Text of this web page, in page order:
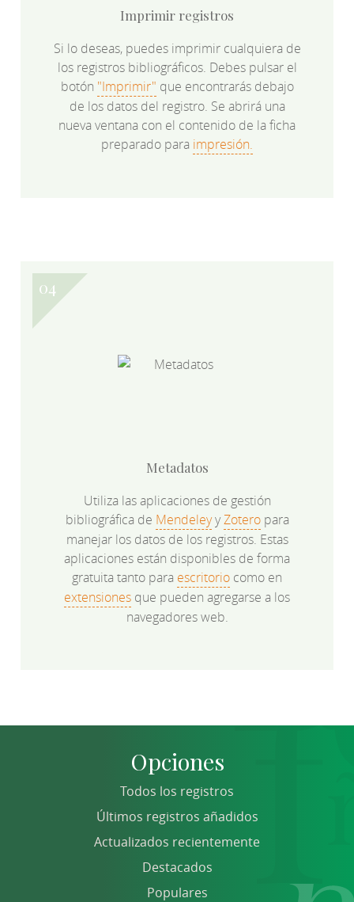
Imprimir registros
Si lo deseas, puedes imprimir cualquiera de
los registros bibliográficos. Debes pulsar el
botón "Imprimir" que encontrarás debajo
de los datos del registro. Se abrirá una
nueva ventana con el contenido de la ficha
preparado para impresión.
Metadatos
Utiliza las aplicaciones de gestión
bibliográfica de MendeleyyZoteropara
manejar los datos de los registros. Estas
aplicaciones están disponibles de forma
gratuita tanto para escritorio como en
extensiones que pueden agregarse a los
navegadores web.
Opciones
Todos los registros
Últimos registros añadidos
Actualizados recientemente
Destacados
Populares